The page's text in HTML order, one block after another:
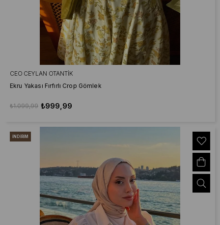
CEO CEYLAN OTANTIK
Ekru Yakası Fırfırlı Crop Gömlek
₺999,99
₺1.099,99
İNDIRIM